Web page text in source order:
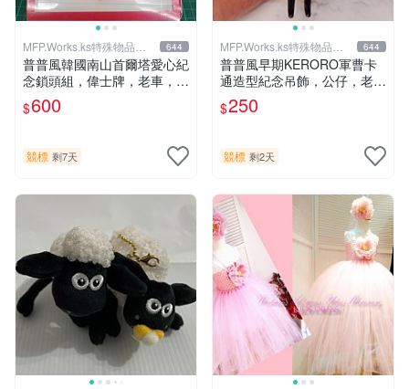
MFP.Works.ks特殊物品販
賣部
644
普普風韓國南山首爾塔愛心紀
念鎖頭組，偉士牌，老車，老
玩具，型男，水水，企業寶
寶，大同寶寶，超合金，老東
$600
競標 剩7天
MFP.Works.ks特殊物品販
賣部
644
普普風早期KERORO軍曹卡
通造型紀念吊飾，公仔，老玩
具，復古懷舊.大同寶寶.開店
擺飾.可口可樂.日系古著.偉士
考
$250
競標 剩2天